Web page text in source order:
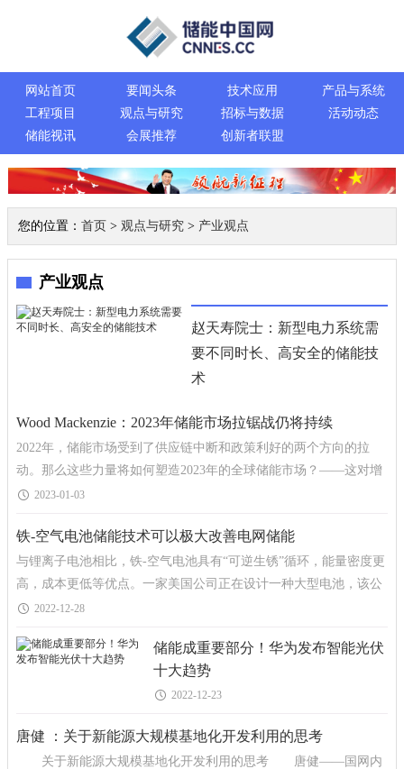
网站首页 要闻头条 技术应用
产品与系统
工程项目
观点与研究 招标与数据
活动动态
储能视讯
会展推荐 创新者联盟
您的位置： 首页> 观点与研究> 产业观点
产业观点
赵天寿院士：新型电力系统需
要不同时长、高安全的储能技
术
Wood Mackenzie：2023年储能市场拉锯战仍将持续
2022年，储能市场受到了供应链中断和政策利好的两个方向的拉
动。那么这些力量将如何塑造2023年的全球储能市场？——这对增
长意味着什么? 调研机构Wood Mackenzie发
2023-01-03
铁-空气电池储能技术可以极大改善电网储能
与锂离子电池相比，铁-空气电池具有“可逆生锈”循环，能量密度更
高，成本更低等优点。一家美国公司正在设计一种大型电池，该公
司表示，与锂电储能系统相比，这种电池可以帮
2022-12-28
储能成重要部分！华为发布智能光伏
十大趋势
2022-12-23
唐健 ：关于新能源大规模基地化开发利用的思考
关于新能源大规模基地化开发利用的思考 唐健——国网内